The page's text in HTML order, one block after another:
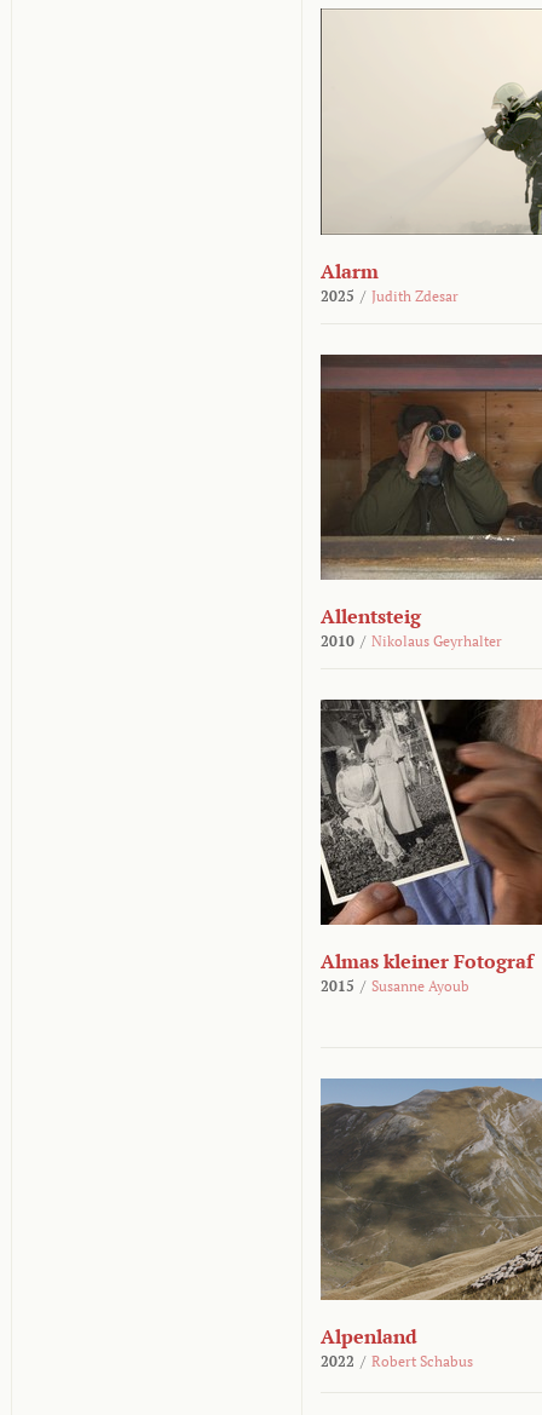
Alarm
2025 / Judith Zdesar
Allentsteig
2010 / Nikolaus Geyrhalter
Almas kleiner Fotograf
2015 / Susanne Ayoub
Alpenland
2022 / Robert Schabus